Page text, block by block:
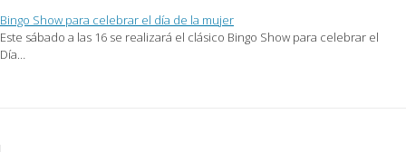
Bingo Show para celebrar el día de la mujer
Este sábado a las 16 se realizará el clásico Bingo Show para celebrar el
Día…